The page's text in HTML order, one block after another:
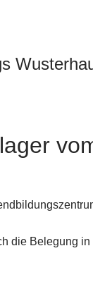
die Belegung